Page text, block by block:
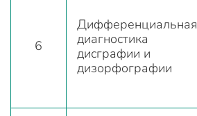
6
Дифференциальная
диагностика
дисграфии и
дизорфографии